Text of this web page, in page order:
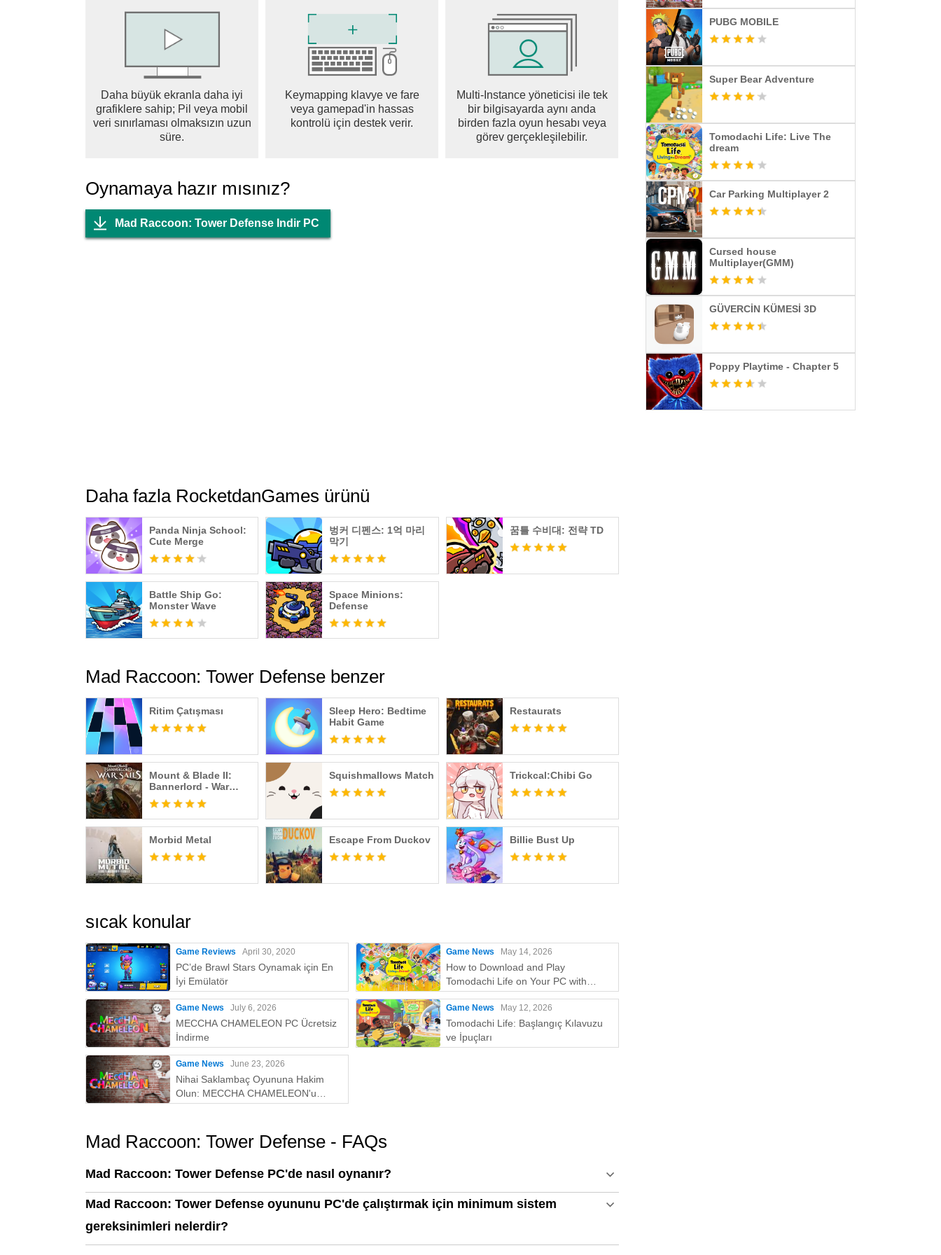
Unlock powerful abilities and reinforce your defenses.
Build your own strategy and dominate the battlefield.
Easy to Pick Up, Deep to Master
Simple controls meet layered strategy.
Perfect for a quick session or an all-night grind.
Build your defense. Hold your ground. Don't let them through.
──────────────────────────
Daha büyük ekranla daha iyi
grafiklere sahip; Pil veya mobil
veri sınırlaması olmaksızın uzun
süre.
Keymapping klavye ve fare
veya gamepad'in hassas
kontrolü için destek verir.
Multi-Instance yöneticisi ile tek
bir bilgisayarda aynı anda
birden fazla oyun hesabı veya
görev gerçekleşilebilir.
Oynamaya hazır mısınız?
Mad Raccoon: Tower Defense Indir PC
Daha fazla RocketdanGames ürünü
Panda Ninja School:
Cute Merge
벙커 디펜스: 1억 마리
막기
꿈틀 수비대: 전략 TD
Battle Ship Go:
Monster Wave
Space Minions:
Defense
Mad Raccoon: Tower Defense benzer
Ritim Çatışması
Sleep Hero: Bedtime
Habit Game
Restaurats
Mount & Blade II:
Bannerlord - War
Sails
Squishmallows Match Trickcal:Chibi Go
Morbid Metal Escape From Duckov Billie Bust Up
sıcak konular
Game Reviews April 30, 2020
PC’de Brawl Stars Oynamak için En
İyi Emülatör
Game News July 6, 2026
MECCHA CHAMELEON PC Ücretsiz
İndirme
Game News June 23, 2026
Nihai Saklambaç Oyununa Hakim
Olun: MECCHA CHAMELEON'u
PC'de Oynamak İçin Neden MEmu En
Game News May 14, 2026
How to Download and Play
Tomodachi Life on Your PC with
MEmu
Game News May 12, 2026
Tomodachi Life: Başlangıç Kılavuzu
ve İpuçları
Mad Raccoon: Tower Defense - FAQs
Mad Raccoon: Tower Defense PC'de nasıl oynanır?
Mad Raccoon: Tower Defense oyununu PC'de çalıştırmak için minimum sistem
gereksinimleri nelerdir?
PUBG MOBILE
Super Bear Adventure
Tomodachi Life: Live The
dream
Car Parking Multiplayer 2
Cursed house
Multiplayer(GMM)
GÜVERCİN KÜMESİ 3D
Poppy Playtime - Chapter 5